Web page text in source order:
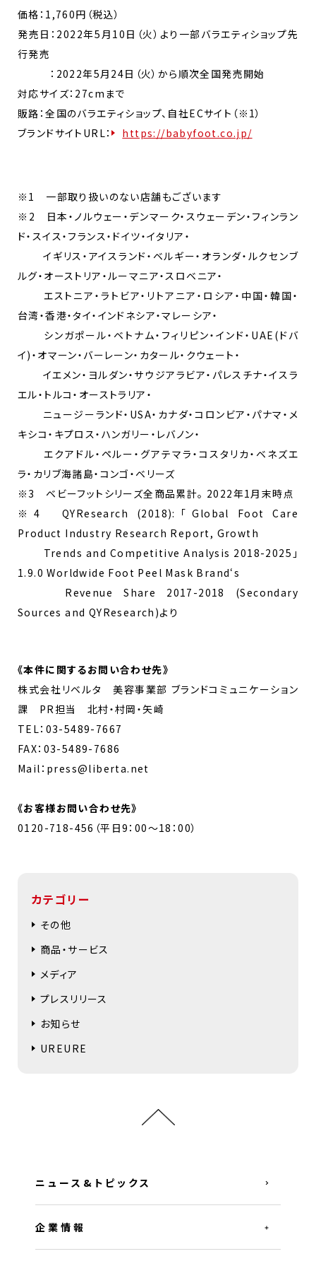
価格：1,760円（税込）
発売日：2022年5月10日（火）より一部バラエティショップ先
行発売
：2022年5月24日（火）から順次全国発売開始
対応サイズ：27cmまで
販路：全国のバラエティショップ、自社ECサイト（※1）
ブランドサイトURL：
https://babyfoot.co.jp/
※1 一部取り扱いのない店舗もございます
※2 日本・ノルウェー・デンマーク・スウェーデン・フィンラン
ド・スイス・フランス・ドイツ・イタリア・
イギリス・アイスランド・ベルギー・オランダ・ルクセンブ
ルグ・オーストリア・ルーマニア・スロベニア・
エストニア・ラトビア・リトアニア・ロシア・中国・韓国・
台湾・香港・タイ・インドネシア・マレーシア・
シンガポール・ベトナム・フィリピン・インド・UAE(ドバ
イ)・オマーン・バーレーン・カタール・クウェート・
イエメン・ヨルダン・サウジアラビア・パレスチナ・イスラ
エル・トルコ・オーストラリア・
ニュージーランド・USA・カナダ・コロンビア・パナマ・メ
キシコ・キプロス・ハンガリー・レバノン・
エクアドル・ペルー・グアテマラ・コスタリカ・ベネズエ
ラ・カリブ海諸島・コンゴ・ベリーズ
※3 ベビーフットシリーズ全商品累計。 2022年1月末時点
※4 QYResearch (2018):「Global Foot Care
Product Industry Research Report, Growth
Trends and Competitive Analysis 2018-2025」
1.9.0 Worldwide Foot Peel Mask Brand‘s
Revenue Share 2017-2018 (Secondary
Sources and QYResearch)より
《本件に関するお問い合わせ先》
株式会社リベルタ 美容事業部 ブランドコミュニケーション
課 PR担当 北村・村岡・矢崎
TEL：03-5489-7667
FAX：03-5489-7686
Mail：press@liberta.net
《お客様お問い合わせ先》
0120-718-456（平日9：00～18：00）
カテゴリー
その他
商品・サービス
メディア
プレスリリース
お知らせ
UREURE
ニュース&トピックス
企業情報